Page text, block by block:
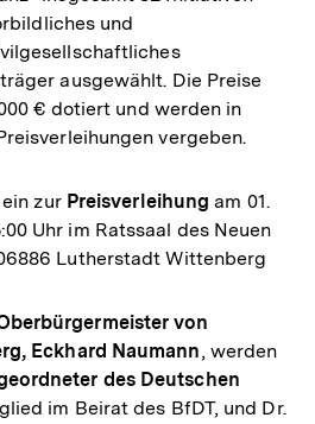
und
ausgewählt. Die Preise
€ dotiert und werden in
vergeben.
zur Preisverleihung am 01.
Uhr im Ratssaal des Neuen
Lutherstadt Wittenberg
von
Eckhard Naumann, werden
des Deutschen
im Beirat des BfDT, und Dr.